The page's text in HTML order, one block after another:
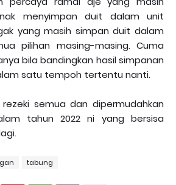
menyimpan duit dalam unit
yang masih simpan duit dalam
pilihan masing-masing. Cuma
bila bandingkan hasil simpanan
satu tempoh tertentu nanti.
semua dan dipermudahkan
tahun 2022 ni yang bersisa
tabung